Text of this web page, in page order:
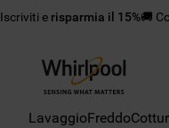
Iscriviti e risparmia il 15%🚚
LavaggioFreddo